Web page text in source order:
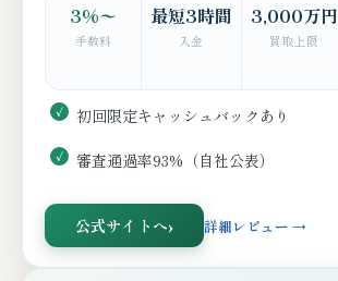
3%〜
手数料
最短3時間
入金
3,000万円
買取上限
初回限定キャッシュバックあり
審査通過率93%（自社公表）
公式サイトへ 詳細レビュー →